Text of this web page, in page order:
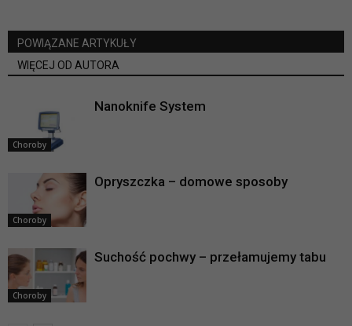
POWIĄZANE ARTYKUŁY
WIĘCEJ OD AUTORA
Choroby
Nanoknife System
Choroby
Opryszczka – domowe sposoby
Choroby
Suchość pochwy – przełamujemy tabu